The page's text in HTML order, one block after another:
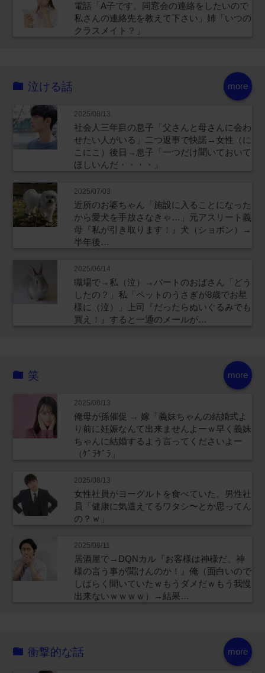
電話「A子です。同窓会の連絡をしたいので
私さんの連絡先を教えて下さい」姉「いつの
クラスメイト？」
more
泣ける話
2025/08/13
社会人三年目の息子「父さんと母さんに会わ
せたい人がいる」二つ返事で快諾→女性（に
こにこ）後日→息子「一つだけ聞いておいて
ほしいんだ・・・・」
2025/07/03
近所のお婆ちゃん「施設に入ることになった
から愛犬を手放さなきゃ…」元アスリート義
母『私が引き取ります！』犬（ショボン）→
半年後…
2025/06/14
職場で→私（泣）→パートのおばさん「どう
したの？」私「ペットのうさぎが8歳でお星
様に（泣）」上司『だったらぬいぐるみでも
買え！』すると一通のメールが…
more
笑
2025/08/13
俺母が孫催促 → 嫁「義妹ちゃんの結婚式よ
り前に妊娠なんて出来ませんよーｗ早く義妹
ちゃんに結婚するよう言ってくださいよー
（ｹﾞﾗｹﾞﾗ」
2025/08/13
女性社員がヨーグルトを食べていた。男性社
員「健康に気遣えてるワタシ〜とか思ってん
の？ｗ」
2025/08/11
居酒屋で→DQNカル『お客様は神様だ。神
様の言う事が聞けんのか！』俺（面白いので
しばらく聞いていたｗもうダメだｗもう我慢
出来ないｗｗｗｗ）→結果…
more
衝撃的な話